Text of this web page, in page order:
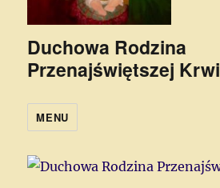
Duchowa Rodzina
Przenajświętszej Krwi
MENU